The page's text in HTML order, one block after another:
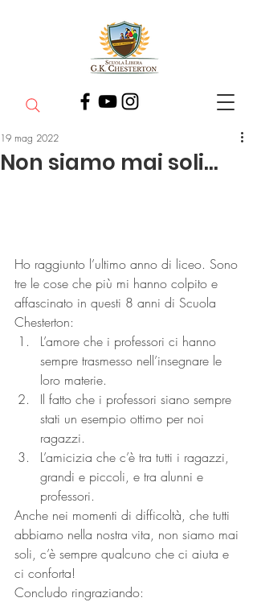
Non siamo mai soli…
19 mag 2022
Ho raggiunto l’ultimo anno di liceo. Sono
tre le cose che più mi hanno colpito e
affascinato in questi 8 anni di Scuola
Chesterton:
L’amore che i professori ci hanno
sempre trasmesso nell’insegnare le
loro materie.
Il fatto che i professori siano sempre
stati un esempio ottimo per noi
ragazzi.
L’amicizia che c’è tra tutti i ragazzi,
grandi e piccoli, e tra alunni e
professori.
Anche nei momenti di difficoltà, che tutti
abbiamo nella nostra vita, non siamo mai
soli, c’è sempre qualcuno che ci aiuta e
ci conforta!
Concludo ringraziando: